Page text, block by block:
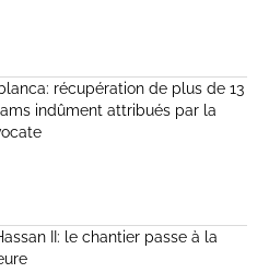
récupération de plus de 13
indûment attribués par la
II: le chantier passe à la